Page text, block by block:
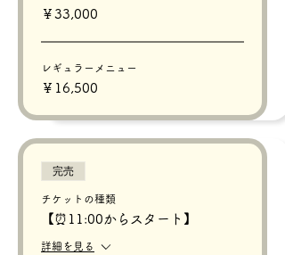
￥33,000
レギュラーメニュー
￥16,500
完売
チケットの種類
【⏰11:00からスタート】
詳細を見る